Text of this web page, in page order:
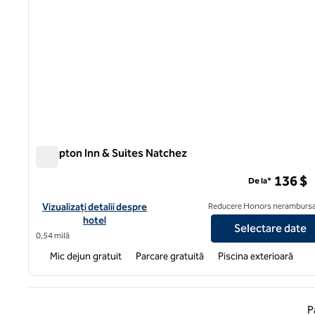
Hampton Inn & Suites Natchez
Vizualizați detaliile hotelului Hampton Inn & Suites Natchez
Vizualizați detalii despre
hotel
0,54 milă
De la* 136 $
Reducere Honors
Selectare date
Mic dejun gratuit Parcare gratuită Piscina exterioară